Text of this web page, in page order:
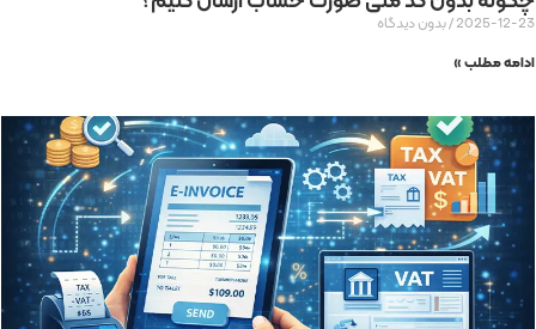
2025-12-23 بدون دیدگاه
ادامه مطلب »